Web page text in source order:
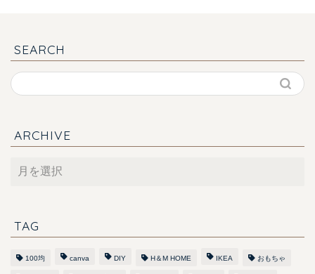
SEARCH
ARCHIVE
TAG
100均 canva DIY H＆M HOME IKEA おもちゃ